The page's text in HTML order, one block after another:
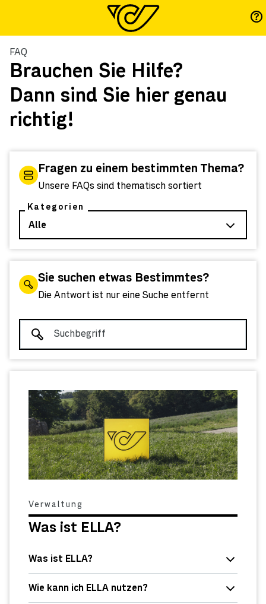
FAQ
Brauchen Sie Hilfe?
Dann sind Sie hier genau
richtig!
Fragen zu einem bestimmten Thema?
Unsere FAQs sind thematisch sortiert
Kategorien
Alle
Sie suchen etwas Bestimmtes?
Die Antwort ist nur eine Suche entfernt
Verwaltung
Was ist ELLA?
Was ist ELLA?
Wie kann ich ELLA nutzen?